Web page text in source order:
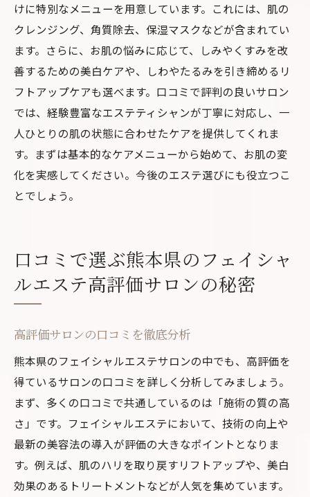
けに特別なメニューを用意しています。これには、肌の
クレンジング、角質除去、保湿マスクなどが含まれてい
ます。さらに、お肌の悩みに応じて、しみやくすみを改
善するための美白ケアや、しわやたるみを引き締めるリ
フトアップケアも選べます。口コミで評判の良いサロン
では、経験豊富なエステティシャンが丁寧に対応し、一
人ひとりの肌の状態に合わせたケアを提供してくれま
す。まずは基本的なケアメニューから始めて、お肌の変
化を実感してください。今後のエステ選びにも役立つこ
とでしょう。
口コミで選ぶ熊本県のフェイシャ
ルエステ高評価サロンの秘密
高評価サロンの口コミを徹底分析
熊本県のフェイシャルエステサロンの中でも、高評価を
得ているサロンの口コミを詳しく分析してみましょう。
まず、多くの口コミで共通しているのは「施術の質の高
さ」です。フェイシャルエステにおいて、技術の向上や
最新の美容法の導入が評価の大きなポイントとなりま
す。例えば、肌のハリを取り戻すリフトアップや、美白
効果のあるトリートメントなどが人気を集めています。